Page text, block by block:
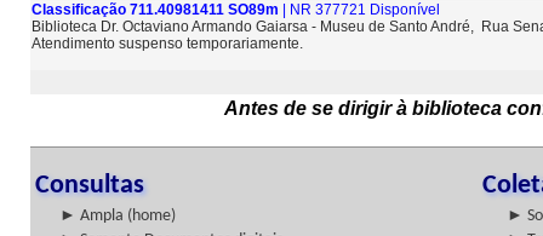
Classificação 711.40981411 SO89m | NR 377721 Disponível
Biblioteca Dr. Octaviano Armando Gaiarsa - Museu de Santo André, Rua
Atendimento suspenso temporariamente.
Antes de se dirigir à biblioteca
Consultas
► Ampla (home)
►